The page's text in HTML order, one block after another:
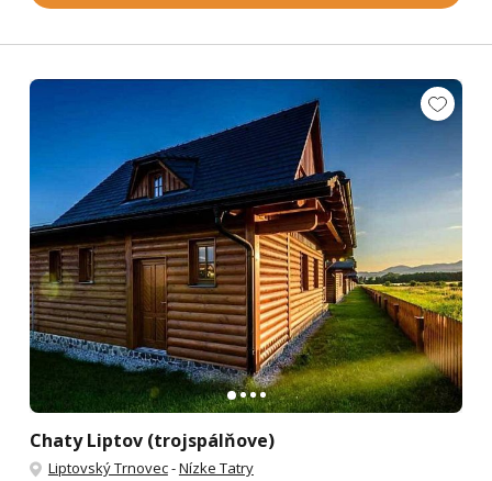
Chaty Liptov (trojspálňove)
Liptovský Trnovec-Nízke Tatry